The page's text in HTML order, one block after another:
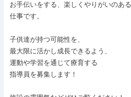
お手伝いをする、楽しくやりがいのある
仕事です。
子供達が持つ可能性を、
最大限に活かし成長できるよう、
運動や学習を通じて療育する
指導員を募集します！